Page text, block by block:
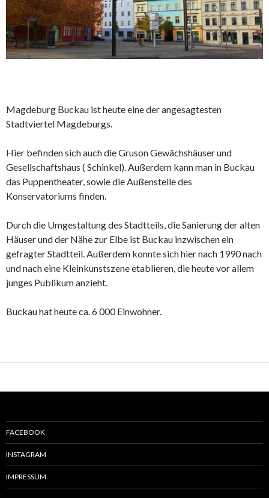
Magdeburg Buckau ist heute eine der angesagtesten
Stadtviertel Magdeburgs.
Hier befinden sich auch die Gruson Gewächshäuser und
Gesellschaftshaus ( Schinkel). Außerdem kann man in Buckau
das Puppentheater, sowie die Außenstelle des
Konservatoriums finden.
Durch die Umgestaltung des Stadtteils, die Sanierung der alten
Häuser und der Nähe zur Elbe ist Buckau inzwischen ein
gefragter Stadtteil. Außerdem konnte sich hier nach 1990 nach
und nach eine Kleinkunstszene etablieren, die heute vor allem
junges Publikum anzieht.
Buckau hat heute ca. 6 000 Einwohner.
FACEBOOK
INSTAGRAM
IMPRESSUM